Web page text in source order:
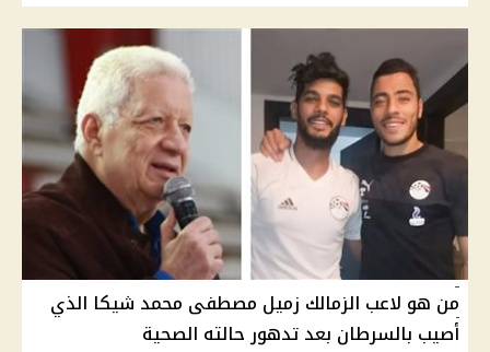
من هو لاعب الزمالك زميل مصطفى محمد شيكا الذي
أصيب بالسرطان بعد تدهور حالته الصحية